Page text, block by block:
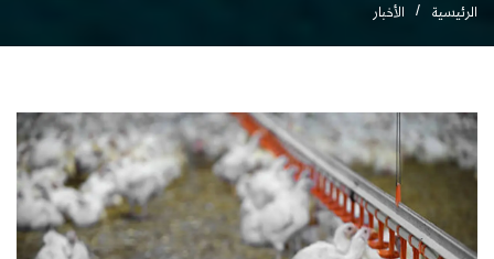
الرئيسية الأخبار